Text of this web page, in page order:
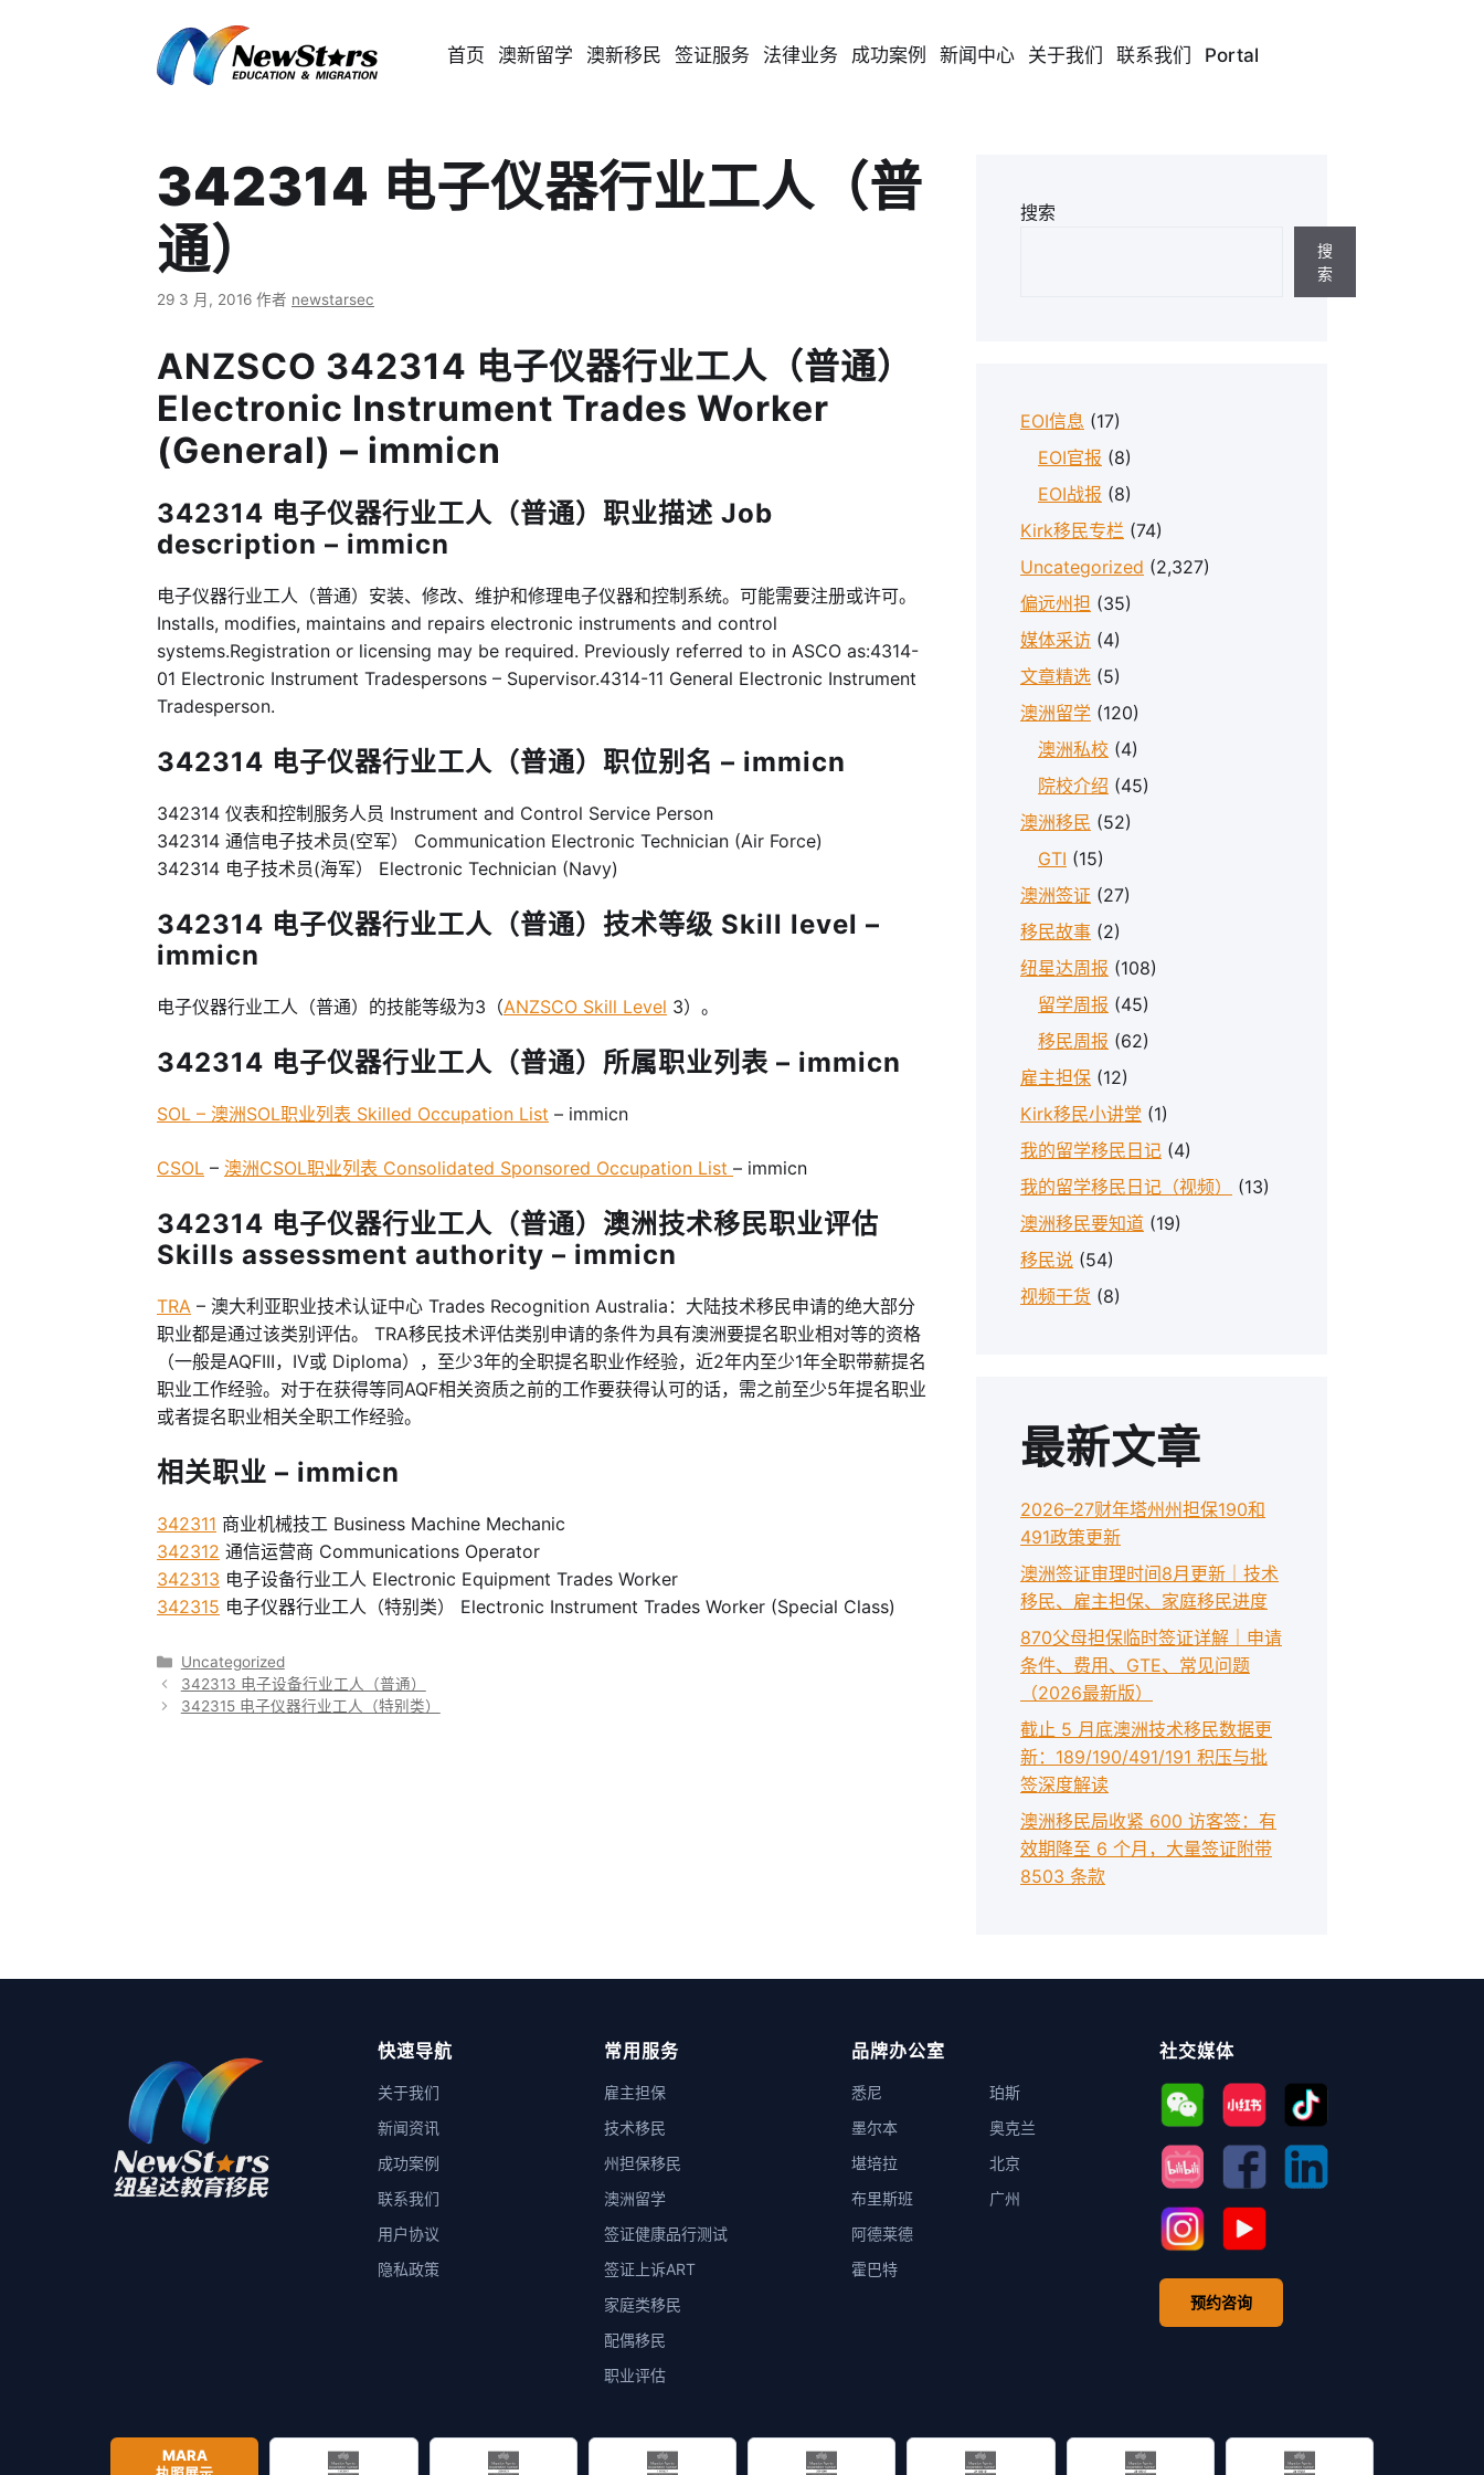
首页 澳新留学 澳新移民 签证服务 法律业务 成功案例 新闻中心 关于我们 联系我们 Portal
342314 电子仪器行业工人（普
通）
29 3 月, 2016 作者 newstarsec
ANZSCO 342314 电子仪器行业工人（普通）
Electronic Instrument Trades Worker
(General) – immicn
342314 电子仪器行业工人（普通）职业描述 Job
description – immicn
电子仪器行业工人（普通）安装、修改、维护和修理电子仪器和控制系统。可能需要注册或许可。
Installs, modifies, maintains and repairs electronic instruments and control
systems.Registration or licensing may be required. Previously referred to in ASCO as:4314-
01 Electronic Instrument Tradespersons – Supervisor.4314-11 General Electronic Instrument
Tradesperson.
342314 电子仪器行业工人（普通）职位别名 – immicn
342314 仪表和控制服务人员 Instrument and Control Service Person
342314 通信电子技术员(空军） Communication Electronic Technician (Air Force)
342314 电子技术员(海军） Electronic Technician (Navy)
342314 电子仪器行业工人（普通）技术等级 Skill level –
immicn
电子仪器行业工人（普通）的技能等级为3（ANZSCO Skill Level 3）。
342314 电子仪器行业工人（普通）所属职业列表 – immicn
SOL – 澳洲SOL职业列表 Skilled Occupation List – immicn
CSOL – 澳洲CSOL职业列表 Consolidated Sponsored Occupation List – immicn
342314 电子仪器行业工人（普通）澳洲技术移民职业评估
Skills assessment authority – immicn
TRA – 澳大利亚职业技术认证中心 Trades Recognition Australia：大陆技术移民申请的绝大部分
职业都是通过该类别评估。 TRA移民技术评估类别申请的条件为具有澳洲要提名职业相对等的资格
（一般是AQFIII，IV或 Diploma），至少3年的全职提名职业作经验，近2年内至少1年全职带薪提名
职业工作经验。对于在获得等同AQF相关资质之前的工作要获得认可的话，需之前至少5年提名职业
或者提名职业相关全职工作经验。
相关职业 – immicn
342311 商业机械技工 Business Machine Mechanic
342312 通信运营商 Communications Operator
342313 电子设备行业工人 Electronic Equipment Trades Worker
342315 电子仪器行业工人（特别类） Electronic Instrument Trades Worker (Special Class)
分
类
Uncategorized
342313 电子设备行业工人（普通）
342315 电子仪器行业工人（特别类）
搜索
搜
索
EOI信息 (17)
EOI官报 (8)
EOI战报 (8)
Kirk移民专栏 (74)
Uncategorized (2,327)
偏远州担 (35)
媒体采访 (4)
文章精选 (5)
澳洲留学 (120)
澳洲私校 (4)
院校介绍 (45)
澳洲移民 (52)
GTI (15)
澳洲签证 (27)
移民故事 (2)
纽星达周报 (108)
留学周报 (45)
移民周报 (62)
雇主担保 (12)
Kirk移民小讲堂 (1)
我的留学移民日记 (4)
我的留学移民日记（视频）
(13)
澳洲移民要知道 (19)
移民说 (54)
视频干货 (8)
最新文章
2026–27财年塔州州担保190和
491政策更新
澳洲签证审理时间8月更新｜技术
移民、雇主担保、家庭移民进度
870父母担保临时签证详解｜申请
条件、费用、GTE、常见问题
（2026最新版）
截止 5 月底澳洲技术移民数据更
新：189/190/491/191 积压与批
签深度解读
澳洲移民局收紧 600 访客签：有
效期降至 6 个月，大量签证附带
8503 条款
快速导航
关于我们
新闻资讯
成功案例
联系我们
用户协议
隐私政策
常用服务
雇主担保
技术移民
州担保移民
澳洲留学
签证健康品行测试
签证上诉ART
家庭类移民
配偶移民
职业评估
品牌办公室
悉尼
墨尔本
堪培拉
布里斯班
阿德莱德
霍巴特
珀斯
奥克兰
北京
广州
社交媒体
预约咨询
MARA